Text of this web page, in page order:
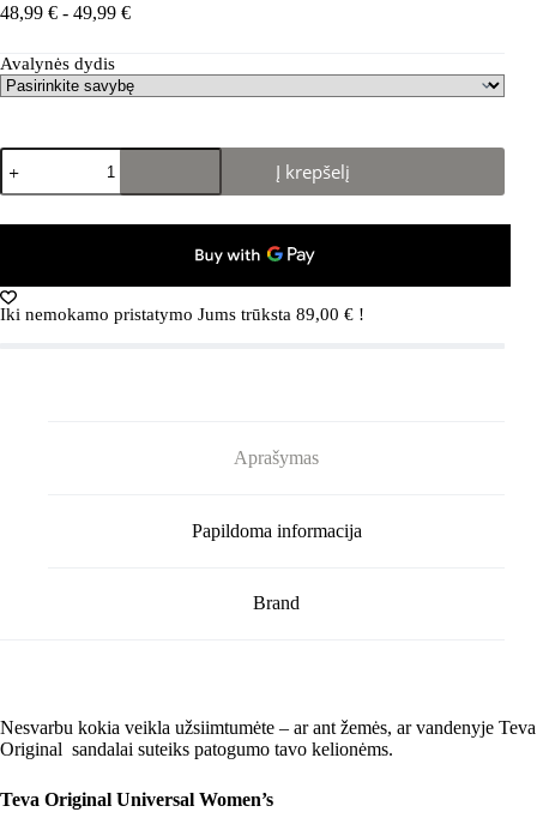
48,99 € - 49,99 €Kainų
48,99 €
iki
Avalynės dydis
produkto
kiekis:
TEVA
Į krepšelį
Iki nemokamo pristatymo Jums trūksta 89,00 € !
Aprašymas
Papildoma informacija
Brand
Nesvarbu kokia veikla užsiimtumėte – ar ant žemės, ar vandenyje Teva
Original sandalai suteiks patogumo tavo kelionėms.
Teva Original Universal Women’s